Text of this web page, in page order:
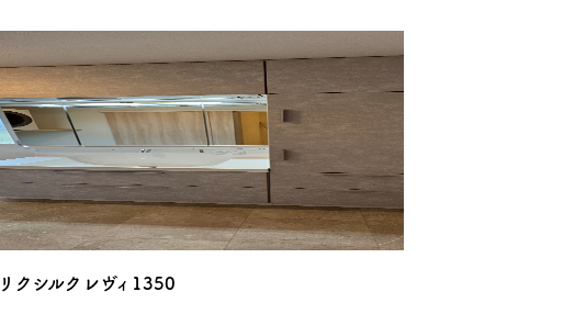
リクシルクレヴィ1350